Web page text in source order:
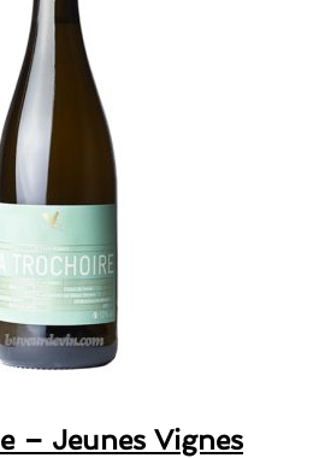
– Jeunes Vignes